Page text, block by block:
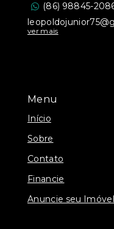
Menu
Início
Sobre
Contato
Financie
Anuncie seu Imóvel
(86) 98845-
ver mais